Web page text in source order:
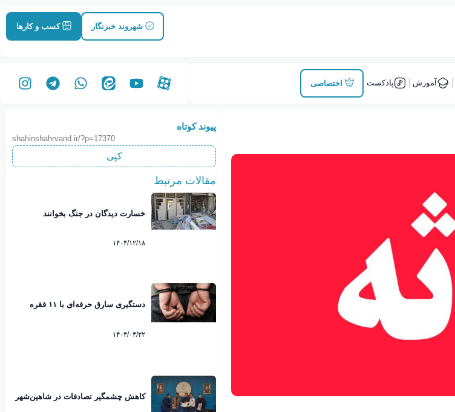
کسب و کارها شهروند خبرنگار
آموزش پادکست اختصاصی
پیوند کوتاه
shahinshahrvand.ir/?p=17370
کپی
مقالات مرتبط
خسارت دیدگان در جنگ بخوانند
۱۴۰۴/۱۲/۱۸
دستگیری سارق حرفه‌ای با ۱۱ فقره
۱۴۰۴/۰۴/۲۲
کاهش چشمگیر تصادفات در شاهین‌شهر